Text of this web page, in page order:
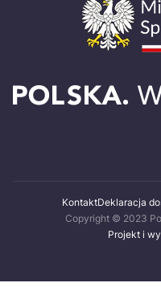
KontaktDeklaracja
Copyright © 2023
Projekt i